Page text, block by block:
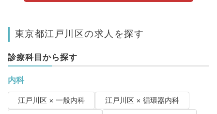
東京都江戸川区の求人を探す
診療科目から探す
内科
江戸川区 × 一般内科
江戸川区 × 循環器内科